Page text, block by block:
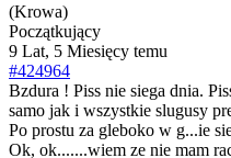
(Krowa)
Początkujący
9 Lat, 5 Miesięcy temu
#424964
Bzdura ! Piss nie siega dnia.
samo jak i wszystkie slugusy
Po prostu za gleboko w g...ie
Ok, ok.......wiem ze nie mam